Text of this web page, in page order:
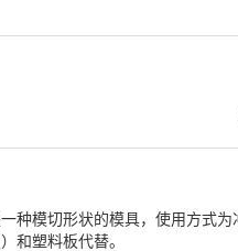
种模切形状的模具，使用方式
和塑料板代替。